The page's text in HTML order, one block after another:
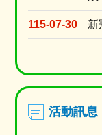
115-07-30
活動訊息